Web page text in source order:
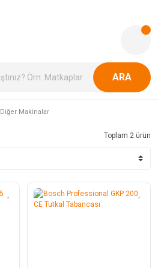
ARA
Diğer Makinalar
Toplam 2 ürün